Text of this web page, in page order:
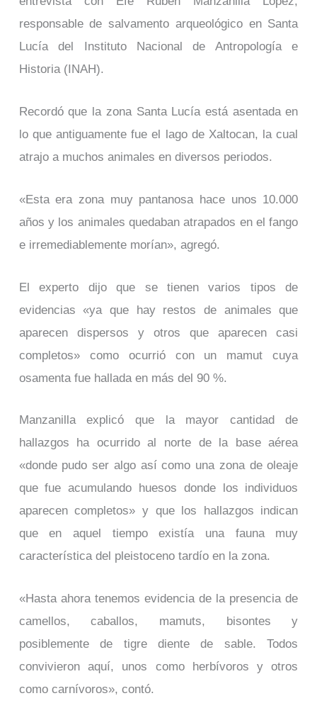
responsable de salvamento arqueológico en Santa
Lucía del Instituto Nacional de Antropología e
Historia (INAH).
Recordó que la zona Santa Lucía está asentada en
lo que antiguamente fue el lago de Xaltocan, la cual
atrajo a muchos animales en diversos periodos.
«Esta era zona muy pantanosa hace unos 10.000
años y los animales quedaban atrapados en el fango
e irremediablemente morían», agregó.
El experto dijo que se tienen varios tipos de
evidencias «ya que hay restos de animales que
aparecen dispersos y otros que aparecen casi
completos» como ocurrió con un mamut cuya
osamenta fue hallada en más del 90 %.
Manzanilla explicó que la mayor cantidad de
hallazgos ha ocurrido al norte de la base aérea
«donde pudo ser algo así como una zona de oleaje
que fue acumulando huesos donde los individuos
aparecen completos» y que los hallazgos indican
que en aquel tiempo existía una fauna muy
característica del pleistoceno tardío en la zona.
«Hasta ahora tenemos evidencia de la presencia de
camellos, caballos, mamuts, bisontes y
posiblemente de tigre diente de sable. Todos
convivieron aquí, unos como herbívoros y otros
como carnívoros», contó.